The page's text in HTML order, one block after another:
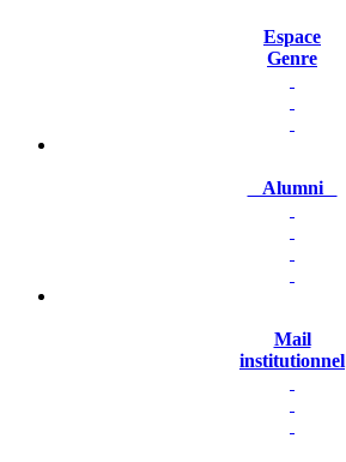
Espace
Genre
Alumni
Mail
institutionnel